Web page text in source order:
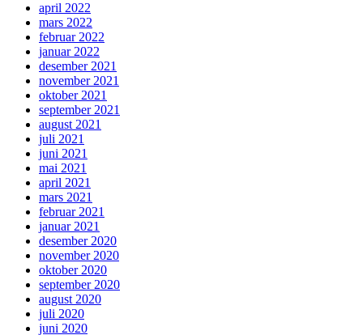
april 2022
mars 2022
februar 2022
januar 2022
desember 2021
november 2021
oktober 2021
september 2021
august 2021
juli 2021
juni 2021
mai 2021
april 2021
mars 2021
februar 2021
januar 2021
desember 2020
november 2020
oktober 2020
september 2020
august 2020
juli 2020
juni 2020